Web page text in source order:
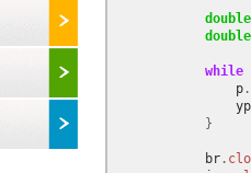
double
double
while
p .
}
br .